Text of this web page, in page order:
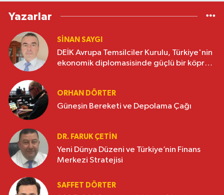
Yazarlar
SINAN SAYGI
DEİK Avrupa Temsilciler Kurulu, Türkiye'nin
ekonomik diplomasisinde güçlü bir köprü
ORHAN DÖRTER
Güneşin Bereketi ve Depolama Çağı
DR. FARUK ÇETİN
Yeni Dünya Düzeni ve Türkiye’nin Finans
Merkezi Stratejisi
SAFFET DÖRTER